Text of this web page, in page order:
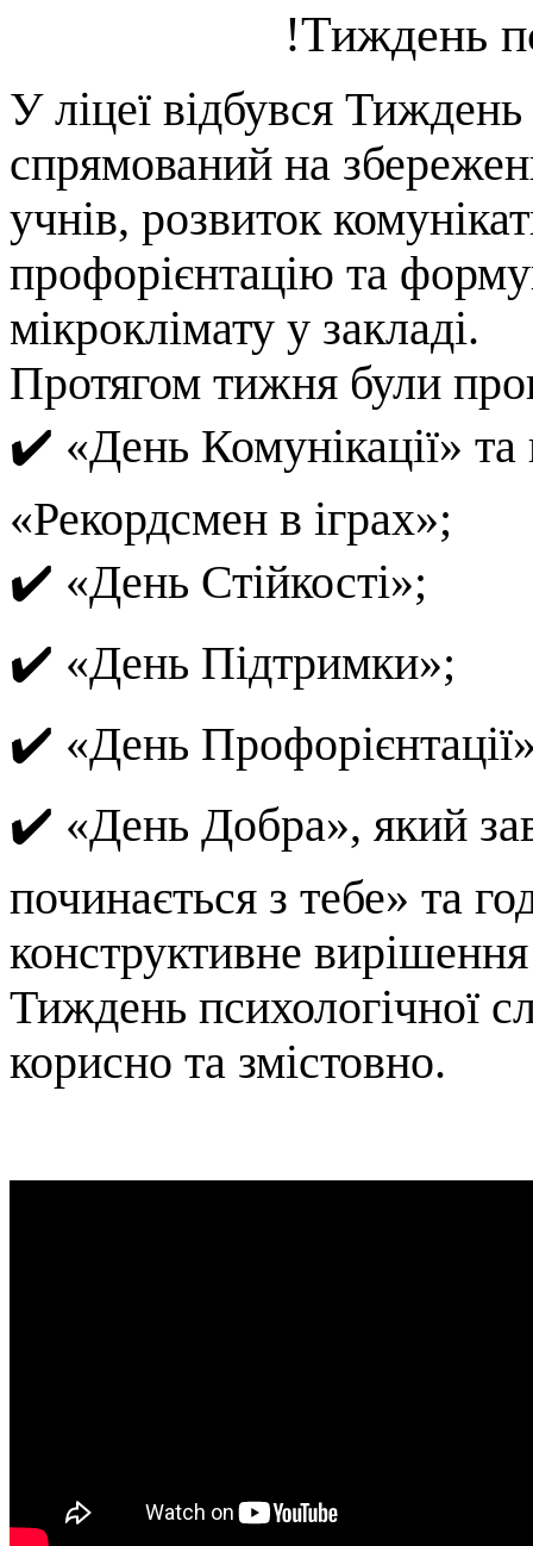
!Тиждень
У ліцеї відбувся
спрямований на
учнів, розвиток
профорієнтацію та
мікроклімату у закладі.
Протягом тижня були
✔️ «День Комунікації»
«Рекордсмен в іграх»;
✔️ «День Стійкості»;
✔️ «День Підтримки»;
✔️ «День
✔️ «День Добра», який
починається з тебе» та
конструктивне вирішення
Тиждень психологічної
корисно та змістовно.